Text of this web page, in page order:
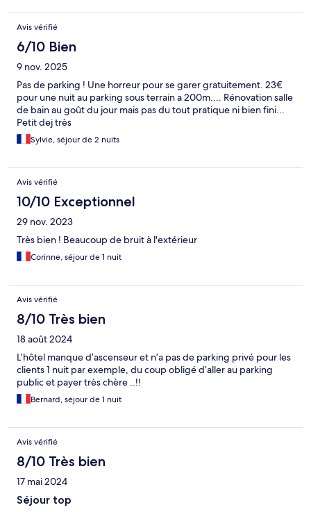
Avis vérifié
6/10 Bien
9 nov. 2025
Pas de parking ! Une horreur pour se garer gratuitement. 23€
pour une nuit au parking sous terrain a 200m.... Rénovation salle
de bain au goût du jour mais pas du tout pratique ni bien fini...
Petit dej très
Sylvie, séjour de 2 nuits
Avis vérifié
10/10 Exceptionnel
29 nov. 2023
Très bien ! Beaucoup de bruit à l'extérieur
Corinne, séjour de 1 nuit
Avis vérifié
8/10 Très bien
18 août 2024
L’hôtel manque d’ascenseur et n’a pas de parking privé pour les
clients 1 nuit par exemple, du coup obligé d’aller au parking
public et payer très chère ..!!
Bernard, séjour de 1 nuit
Avis vérifié
8/10 Très bien
17 mai 2024
Séjour top